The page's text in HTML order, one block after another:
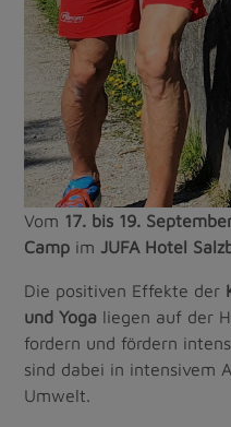
Vom 17. bis 19.
Camp im JUFA Hotel
Die positiven Effekte der
und Yoga liegen auf der
fordern und fördern
sind dabei in intensivem
Umwelt.